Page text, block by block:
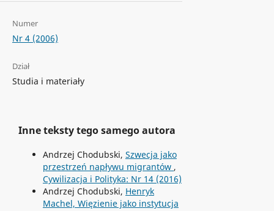
Numer
Nr 4 (2006)
Dział
Studia i materiały
Inne teksty tego samego autora
Andrzej Chodubski, Szwecja jako
przestrzeń napływu migrantów ,
Cywilizacja i Polityka: Nr 14 (2016)
Andrzej Chodubski, Henryk
Machel, Więzienie jako instytucja